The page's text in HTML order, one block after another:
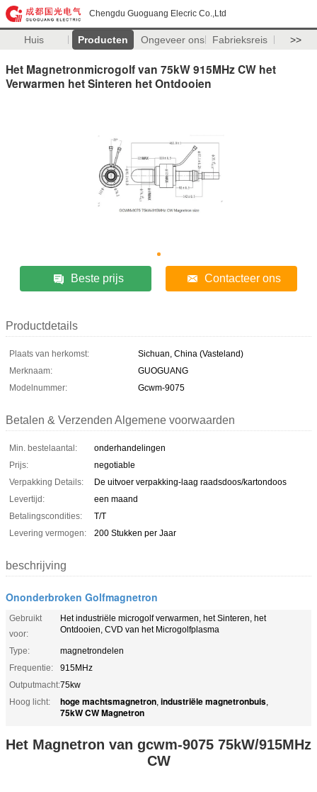
Chengdu Guoguang Elecric Co.,Ltd
Huis Producten Ongeveer ons Fabrieksreis >>
Het Magnetronmicrogolf van 75kW 915MHz CW het
Verwarmen het Sinteren het Ontdooien
Beste prijs Contacteer ons
Productdetails
Plaats van herkomst:
Sichuan, China (Vasteland)
Merknaam:
GUOGUANG
Modelnummer:
Gcwm-9075
Betalen & Verzenden Algemene voorwaarden
Min. bestelaantal:
onderhandelingen
Prijs:
negotiable
Verpakking Details:
De uitvoer verpakking-laag raadsdoos/kartondoos
Levertijd:
een maand
Betalingscondities:
T/T
Levering vermogen:
200 Stukken per Jaar
beschrijving
Ononderbroken Golfmagnetron
Gebruikt
voor:
Het industriële microgolf verwarmen, het Sinteren, het
Ontdooien, CVD van het Microgolfplasma
Type:
magnetrondelen
Frequentie:
915MHz
Outputmacht:75kw
Hoog licht:
hoge machtsmagnetron, industriële magnetronbuis,
75kW CW Magnetron
Het Magnetron van gcwm-9075 75kW/915MHz
CW